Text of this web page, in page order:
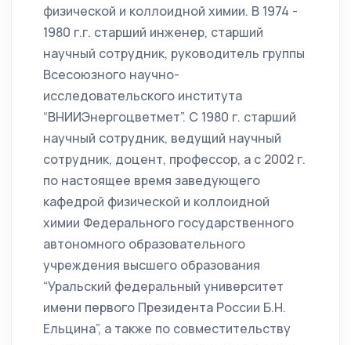
физической и коллоидной химии. В 1974 -
1980 г.г. старший инженер, старший
научный сотрудник, руководитель группы
Всесоюзного научно-
исследовательского института
“ВНИИЭнергоцветмет”. С 1980 г. старший
научный сотрудник, ведущий научный
сотрудник, доцент, профессор, а с 2002 г.
по настоящее время заведующего
кафедрой физической и коллоидной
химии Федерального государственного
автономного образовательного
учреждения высшего образования
“Уральский федеральный университет
имени первого Президента России Б.Н.
Ельцина”, а также по совместительству